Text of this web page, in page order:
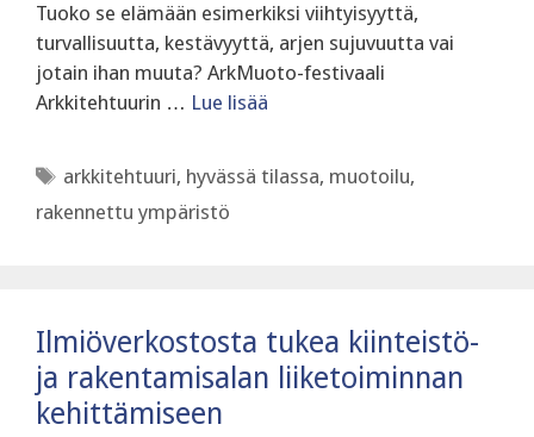
Tuoko se elämään esimerkiksi viihtyisyyttä,
turvallisuutta, kestävyyttä, arjen sujuvuutta vai
jotain ihan muuta? ArkMuoto-festivaali
Arkkitehtuurin … Lue lisää
Avainsanat
arkkitehtuuri, hyvässä tilassa, muotoilu,
rakennettu ympäristö
Ilmiöverkostosta tukea kiinteistö-
ja rakentamisalan liiketoiminnan
kehittämiseen